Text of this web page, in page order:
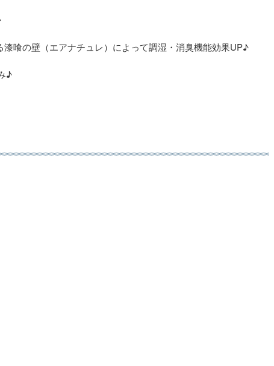
喰の壁（エアナチュレ）によって調湿・消臭機能効果UP♪
♪